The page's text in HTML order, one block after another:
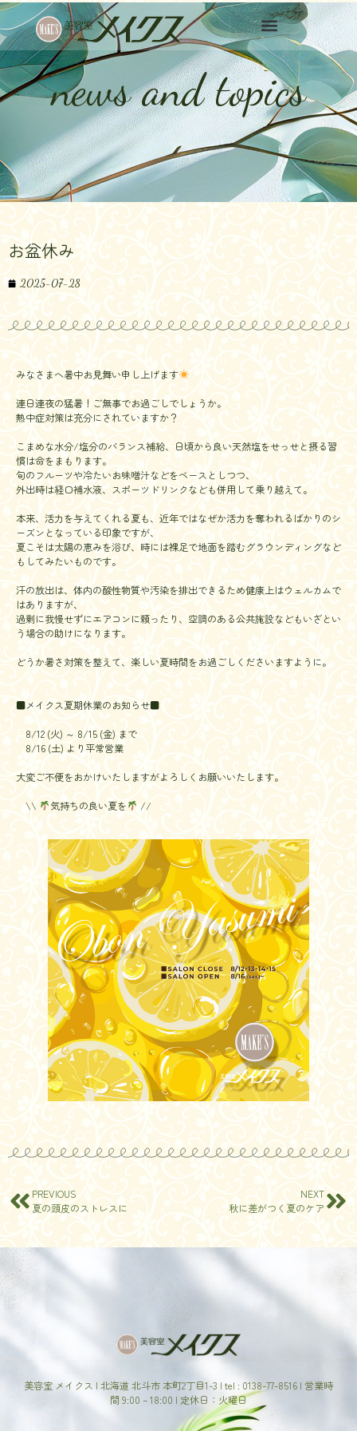
news and topics
お盆休み
2025-07-28
みなさまへ暑中お見舞い申し上げます
連日連夜の猛暑！ご無事でお過ごしでしょうか。
熱中症対策は充分にされていますか？
こまめな水分/塩分のバランス補給、日頃から良い天然塩をせっせと摂る習
慣は命をまもります。
旬のフルーツや冷たいお味噌汁などをベースとしつつ、
外出時は経口補水液、スポーツドリンクなども併用して乗り越えて。
本来、活力を与えてくれる夏も、近年ではなぜか活力を奪われるばかりのシ
ーズンとなっている印象ですが、
夏こそは太陽の恵みを浴び、時には裸足で地面を踏むグラウンディングなど
もしてみたいものです。
汗の放出は、体内の酸性物質や汚染を排出できるため健康上はウェルカムで
はありますが、
過剰に我慢せずにエアコンに頼ったり、空調のある公共施設などもいざとい
う場合の助けになります。
どうか暑さ対策を整えて、楽しい夏時間をお過ごしくださいますように。
■メイクス夏期休業のお知らせ■
8/12 (火) ～ 8/15 (金) まで
8/16 (土) より平常営業
大変ご不便をおかけいたしますがよろしくお願いいたします。
\\
気持ちの良い夏を //
PREVIOUS
夏の頭皮のストレスに
NEXT
秋に差がつく夏のケア
美容室 メイクス | 北海道 北斗市 本町2丁目1-3 | tel : 0138-77-8516 | 営業時
間 9:00 – 18:00 | 定休日：火曜日